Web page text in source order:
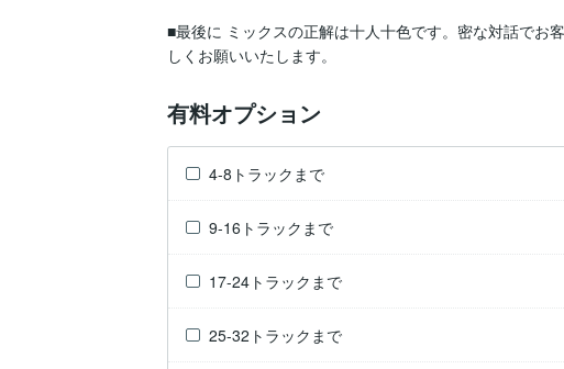
■最後に ミックスの正解は十人十色です。密な対話でお
しくお願いいたします。
有料オプション
4-8トラックまで
9-16トラックまで
17-24トラックまで
25-32トラックまで